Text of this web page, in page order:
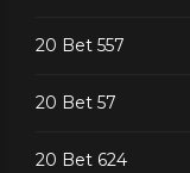
20 Bet 557
20 Bet 57
20 Bet 624